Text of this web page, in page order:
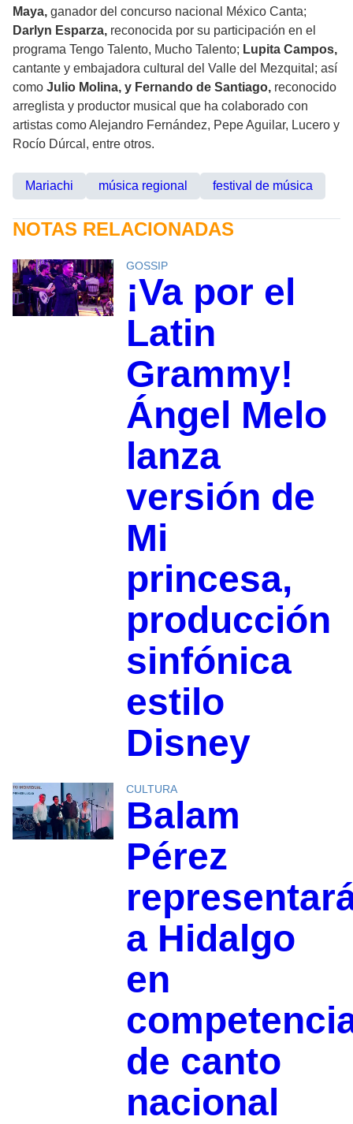
Maya, ganador del concurso nacional México Canta;
Darlyn Esparza, reconocida por su participación en el
programa Tengo Talento, Mucho Talento; Lupita Campos,
cantante y embajadora cultural del Valle del Mezquital; así
como Julio Molina, y Fernando de Santiago, reconocido
arreglista y productor musical que ha colaborado con
artistas como Alejandro Fernández, Pepe Aguilar, Lucero y
Rocío Dúrcal, entre otros.
Mariachi música regional festival de música
NOTAS RELACIONADAS
GOSSIP
¡Va por el
Latin
Grammy!
Ángel Melo
lanza
versión de
Mi
princesa,
producción
sinfónica
estilo
Disney
CULTURA
Balam
Pérez
a Hidalgo
en
de canto
nacional